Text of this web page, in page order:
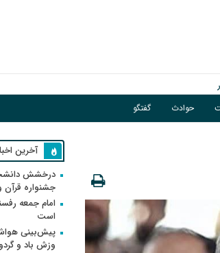
و رعدوبرق
حوادث گفتگو
آخرین
درخشش
جشنواره
امام جمعه
است
پیش‌بینی
وزش باد و